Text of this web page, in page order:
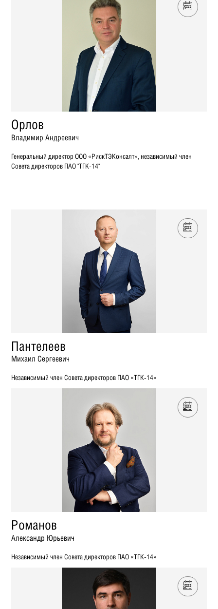
Орлов
Владимир Андреевич
Генеральный директор ООО «РискТЭКонсалт», независимый член
Совета директоров ПАО "ТГК-14"
Пантелеев
Михаил Сергеевич
Независимый член Совета директоров ПАО «ТГК-14»
Романов
Александр Юрьевич
Независимый член Совета директоров ПАО «ТГК-14»